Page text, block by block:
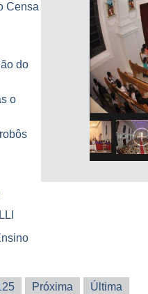
Censa
do
o
Próxima Última